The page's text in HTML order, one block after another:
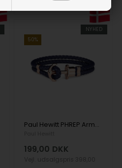
NYHED
50%
Paul Hewitt PHREP Armbånd rosaguldfarvet 21 cm - PH-PH-L-R-N-XXL
199,00 DKK